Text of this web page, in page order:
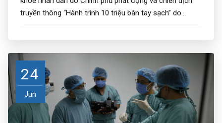
truyền thông “Hành trình 10 triệu bàn tay sạch” do...
24
Jun